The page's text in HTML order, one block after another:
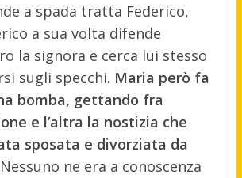
a spada tratta Federico,
a sua volta difende
la signora e cerca lui stesso
sugli specchi. Maria però fa
bomba, gettando fra
e l’altra la nostizia che
sposata e divorziata da
Nessuno ne era a conoscenza